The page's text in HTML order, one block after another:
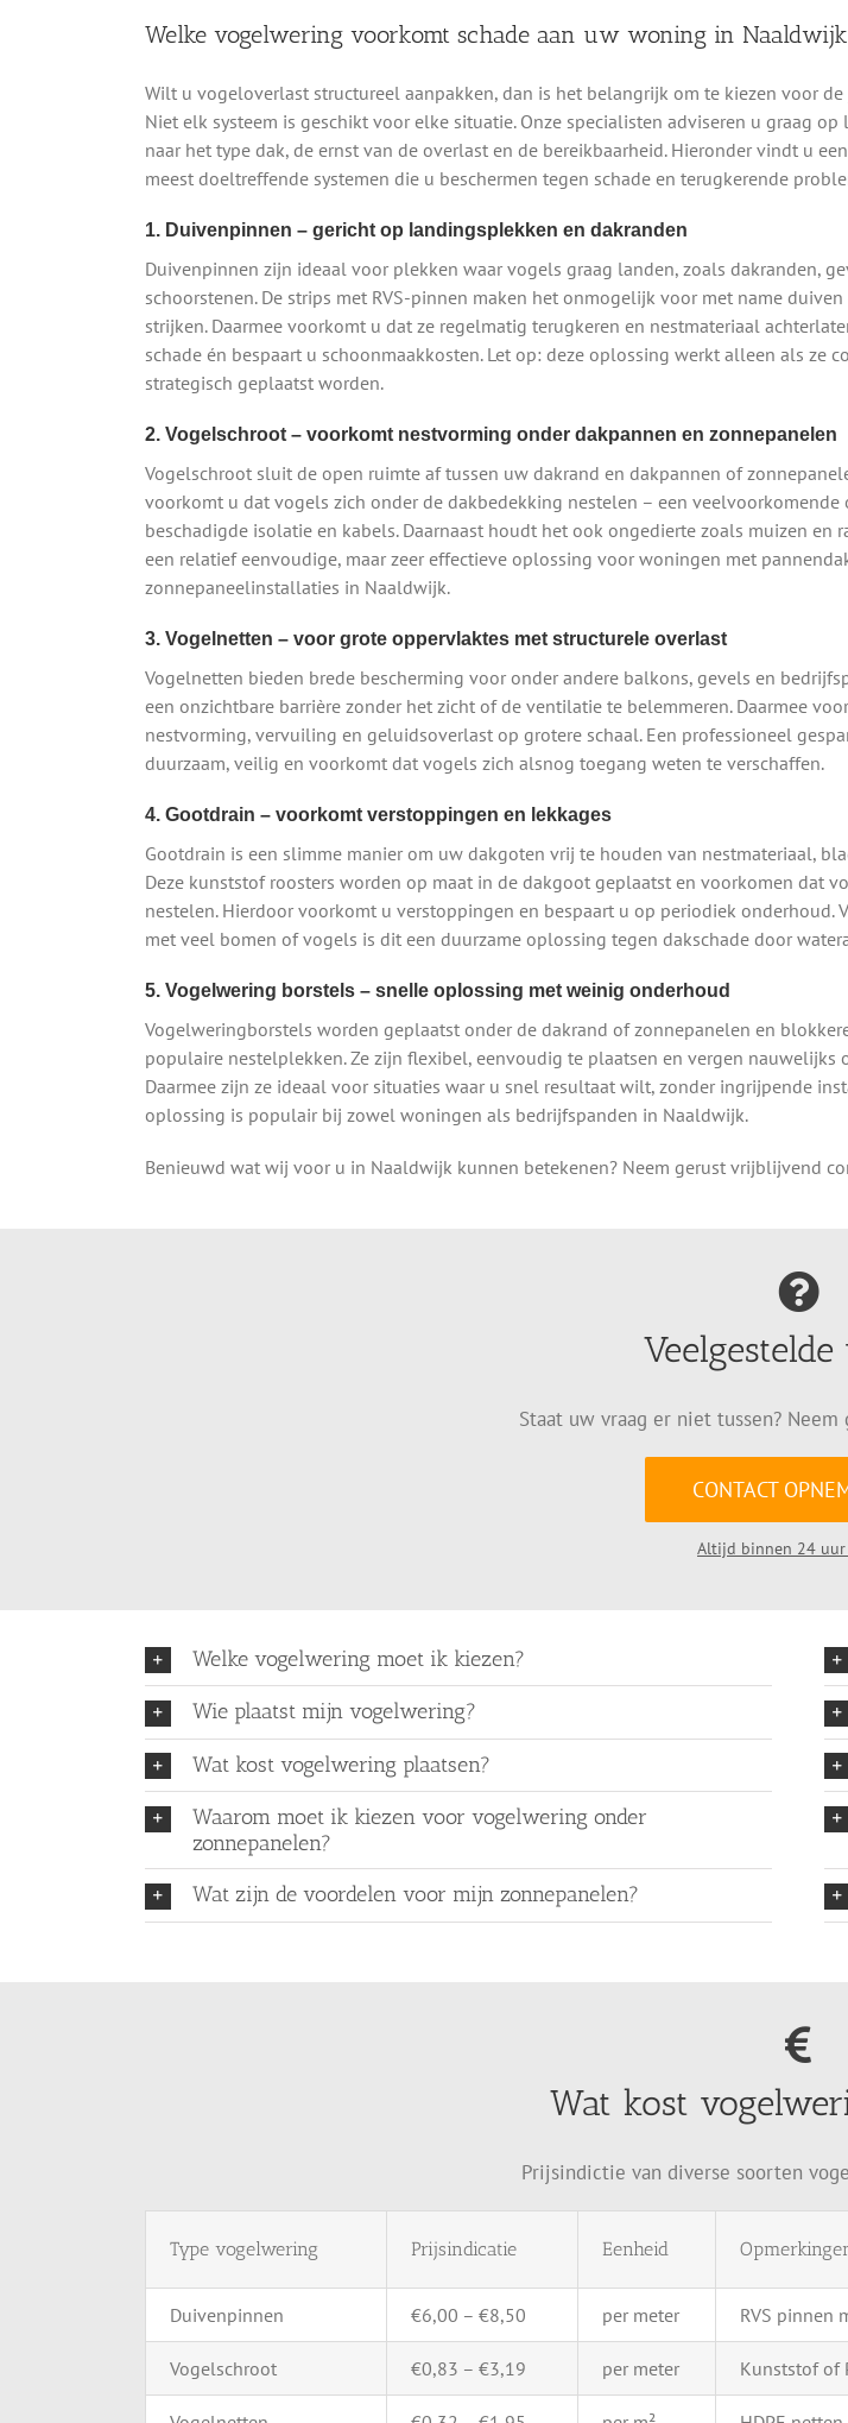
Welke vogelwering voorkomt schade aan uw woning in
Wilt u vogeloverlast structureel aanpakken, dan is het belangrijk om te kiezen voor
Niet elk systeem is geschikt voor elke situatie. Onze specialisten adviseren u graag op
naar het type dak, de ernst van de overlast en de bereikbaarheid. Hieronder vindt u
meest doeltreffende systemen die u beschermen tegen schade en terugkerende
1. Duivenpinnen – gericht op landingsplekken en dakranden
Duivenpinnen zijn ideaal voor plekken waar vogels graag landen, zoals dakranden,
schoorstenen. De strips met RVS-pinnen maken het onmogelijk voor met name
strijken. Daarmee voorkomt u dat ze regelmatig terugkeren en nestmateriaal
schade én bespaart u schoonmaakkosten. Let op: deze oplossing werkt alleen als ze
strategisch geplaatst worden.
2. Vogelschroot – voorkomt nestvorming onder dakpannen en zonnepanelen
Vogelschroot sluit de open ruimte af tussen uw dakrand en dakpannen of
voorkomt u dat vogels zich onder de dakbedekking nestelen – een veelvoorkomende
beschadigde isolatie en kabels. Daarnaast houdt het ook ongedierte zoals muizen en
een relatief eenvoudige, maar zeer effectieve oplossing voor woningen met
zonnepaneelinstallaties in Naaldwijk.
3. Vogelnetten – voor grote oppervlaktes met structurele overlast
Vogelnetten bieden brede bescherming voor onder andere balkons, gevels en
een onzichtbare barrière zonder het zicht of de ventilatie te belemmeren. Daarmee
nestvorming, vervuiling en geluidsoverlast op grotere schaal. Een professioneel
duurzaam, veilig en voorkomt dat vogels zich alsnog toegang weten te verschaffen.
4. Gootdrain – voorkomt verstoppingen en lekkages
Gootdrain is een slimme manier om uw dakgoten vrij te houden van nestmateriaal,
Deze kunststof roosters worden op maat in de dakgoot geplaatst en voorkomen dat
nestelen. Hierdoor voorkomt u verstoppingen en bespaart u op periodiek onderhoud.
met veel bomen of vogels is dit een duurzame oplossing tegen dakschade door
5. Vogelwering borstels – snelle oplossing met weinig onderhoud
Vogelweringborstels worden geplaatst onder de dakrand of zonnepanelen en
populaire nestelplekken. Ze zijn flexibel, eenvoudig te plaatsen en vergen nauwelijks
Daarmee zijn ze ideaal voor situaties waar u snel resultaat wilt, zonder ingrijpende
oplossing is populair bij zowel woningen als bedrijfspanden in Naaldwijk.
Benieuwd wat wij voor u in Naaldwijk kunnen betekenen? Neem gerust vrijblijvend
Staat uw vraag er niet tussen?
CONTACT
Altijd binnen 24 uur
Welke vogelwering moet ik kiezen?
Wie plaatst mijn vogelwering?
Wat kost vogelwering plaatsen?
Waarom moet ik kiezen voor vogelwering onder
zonnepanelen?
Wat zijn de voordelen voor mijn zonnepanelen?
Wat kost
Prijsindictie van diverse soorten
Type vogelwering Prijsindicatie Eenheid
Duivenpinnen €6,00 – €8,50 per meter RVS pinnen
Vogelschroot €0,83 – €3,19 per meter Kunststof of